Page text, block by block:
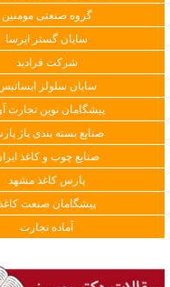
گروه صنعتی مومنین
سایان گستر ایرسا
شرکت فرادید
سایان سلولز
پیشگامان نوین تجارت
صنایع بسته بندی پاژ
صنایع چوب و کاغذ
پارس کاغذ مشهد
پیشگامان صنعت کاغذ
آماده تجارت